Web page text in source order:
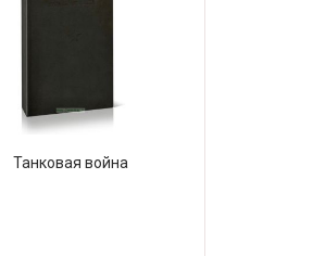
Танковая война